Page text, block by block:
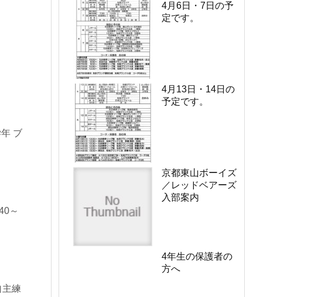
ブ
～
練
4月6日・7日の予
定です。
4月13日・14日の
予定です。
京都東山ボーイズ
／レッドベアーズ
入部案内
4年生の保護者の
方へ